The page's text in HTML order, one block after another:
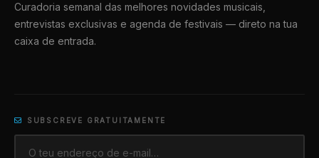
Curadoria semanal das melhores novidades musicais,
entrevistas exclusivas e agenda de festivais — direto na tua
caixa de entrada.
SUBSCREVE GRATUITAMENTE